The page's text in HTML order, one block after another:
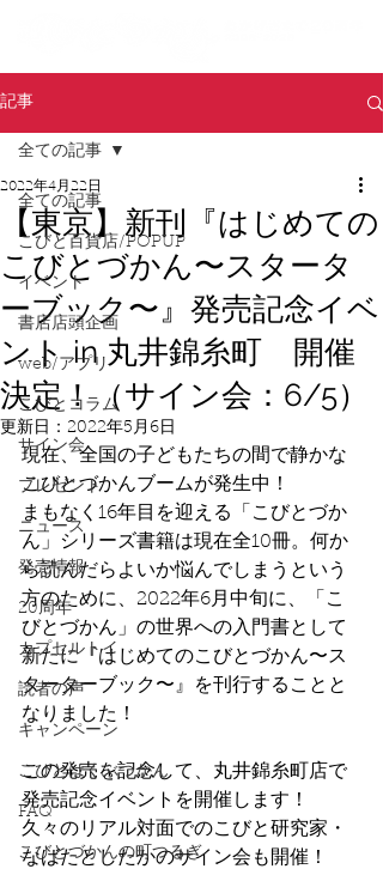
記事
全ての記事
こびと百貨店/POPUP
イベント
書店店頭企画
web/アプリ
こびとコラム
サイン会
プレゼント
ニュース
発売情報
20周年
カプセルトイ
読者の声
キャンペーン
こびとはくぶつかん
FAQ
こびとづかんの町つるぎ
全ての記事
【東京】新刊『はじめての
こびとづかん〜スタータ
ーブック〜』発売記念イベ
ント in 丸井錦糸町 開催
決定！（サイン会：6/5）
2022年4月22日
更新日： 2022年5月6日
現在、全国の子どもたちの間で静かな
こびとづかんブームが発生中！
まもなく16年目を迎える「こびとづか
ん」シリーズ書籍は現在全10冊。何か
ら読んだらよいか悩んでしまうという
方のために、2022年6月中旬に、「こ
びとづかん」の世界への入門書として
新たに『はじめてのこびとづかん〜ス
ターターブック〜』を刊行することと
なりました！
この発売を記念して、丸井錦糸町店で
発売記念イベントを開催します！
久々のリアル対面でのこびと研究家・
なばたとしたかのサイン会も開催！